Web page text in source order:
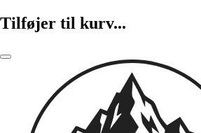
Tilføjer til kurv...